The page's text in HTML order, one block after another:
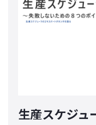
生産スケジュ